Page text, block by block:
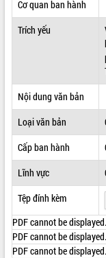
HỆ THỐNG VĂN BẢN
VĂN BẢN HĐND TỈNH
QUY HOẠCH - KẾ HOẠCH
Cơ quan ban hành
Trích yếu
Nội dung văn bản
Loại văn bản
Cấp ban hành
Lĩnh vực
Tệp đính kèm
PDF cannot be displayed.
PDF cannot be displayed.
PDF cannot be displayed.